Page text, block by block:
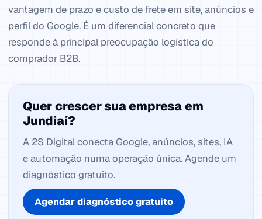
vantagem de prazo e custo de frete em site, anúncios e
perfil do Google. É um diferencial concreto que
responde à principal preocupação logística do
comprador B2B.
Quer crescer sua empresa em
Jundiaí?
A 2S Digital conecta Google, anúncios, sites, IA
e automação numa operação única. Agende um
diagnóstico gratuito.
Agendar diagnóstico gratuito